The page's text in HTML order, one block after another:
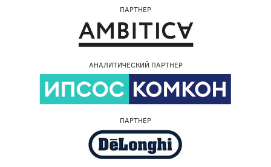
ПАРТНЕР
АНАЛИТИЧЕСКИЙ ПАРТНЕР
ПАРТНЕР